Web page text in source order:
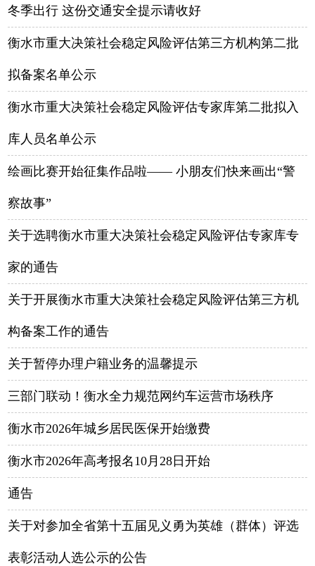
冬季出行 这份交通安全提示请收好
衡水市重大决策社会稳定风险评估第三方机构第二批
拟备案名单公示
衡水市重大决策社会稳定风险评估专家库第二批拟入
库人员名单公示
绘画比赛开始征集作品啦—— 小朋友们快来画出“警
察故事”
关于选聘衡水市重大决策社会稳定风险评估专家库专
家的通告
关于开展衡水市重大决策社会稳定风险评估第三方机
构备案工作的通告
关于暂停办理户籍业务的温馨提示
三部门联动！衡水全力规范网约车运营市场秩序
衡水市2026年城乡居民医保开始缴费
衡水市2026年高考报名10月28日开始
通告
关于对参加全省第十五届见义勇为英雄（群体）评选
表彰活动人选公示的公告